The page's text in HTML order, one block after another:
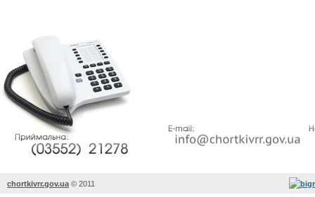
chortkivrr.gov.ua © 2011